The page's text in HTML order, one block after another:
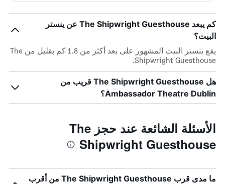
كم يبعد The Shipwright Guesthouse عن ينستر
البيت؟
يقع ينستر البيت المشهور على بعد أكثر من 1.8 كم بقليل من The
Shipwright Guesthouse.
هل The Shipwright Guesthouse قريب من
Ambassador Theatre Dublin؟
الأسئلة الشائعة عند حجز The
Shipwright Guesthouse
ما مدى قرب The Shipwright Guesthouse من أقرب